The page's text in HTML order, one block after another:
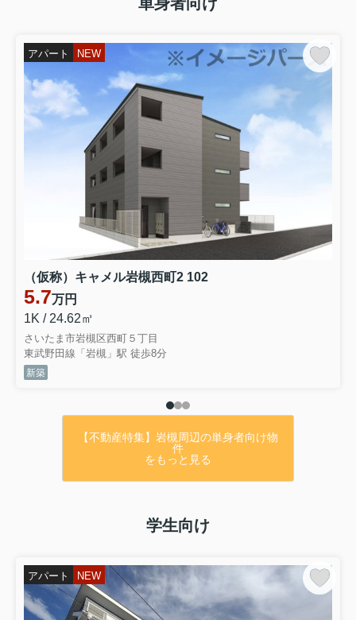
・人気の浦和エリア♪
・文教地区
・常盤小学校・常盤中学校校区
・上層階角部屋
・ペット飼育相談可
・水回りリフォーム履歴あり
★お気軽にお問合せ下さい★
【アットホーム】さいたま市浦
和区 常盤３丁目（北浦和駅） 11
階 ３ＬＤＫ[6991589422]さいた
ま市浦和区のマンション｜マン
★弊社専任物件情報！！
★
アパート NEW
（仮称）キャメル岩槻西町2 102
5.7万円
1K / 24.62㎡
さいたま市岩槻区西町５丁目
東武野田線「岩槻」駅 徒歩8分
新築
【不動産特集】岩槻周辺の単身者向け物
件
をもっと見る
学生向け
アパート NEW